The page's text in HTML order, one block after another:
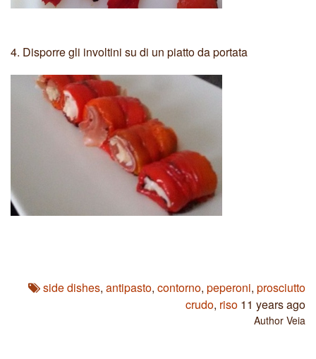
4. Disporre gli involtini su di un piatto da portata
side dishes, antipasto, contorno, peperoni, prosciutto
crudo, riso 11 years ago
Author Veia